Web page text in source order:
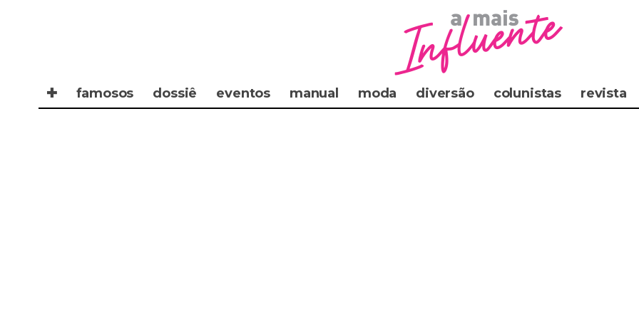
✚ famosos dossiê eventos manual moda diversão colunistas revista